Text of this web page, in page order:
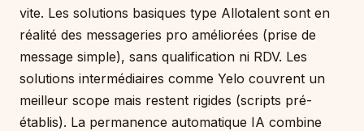
vite. Les solutions basiques type Allotalent sont en
réalité des messageries pro améliorées (prise de
message simple), sans qualification ni RDV. Les
solutions intermédiaires comme Yelo couvrent un
meilleur scope mais restent rigides (scripts pré-
établis). La permanence automatique IA combine